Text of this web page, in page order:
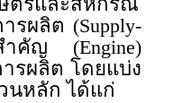
รผลิต (Supply-
ำคัญ (Engine)
รผลิต โดยแบ่ง
นหลัก ได้แก่